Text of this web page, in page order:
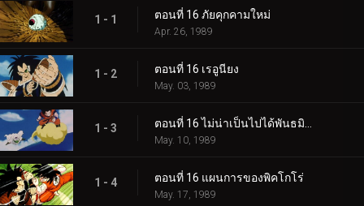
1 - 1 ตอนที่ 16 ภัยคุกคามใหม่
Apr. 26, 1989
1 - 2 ตอนที่ 16 เรอูนียง
May. 03, 1989
1 - 3
May. 10, 1989
1 - 4 ตอนที่ 16 แผนการของพิคโกโร่
May. 17, 1989